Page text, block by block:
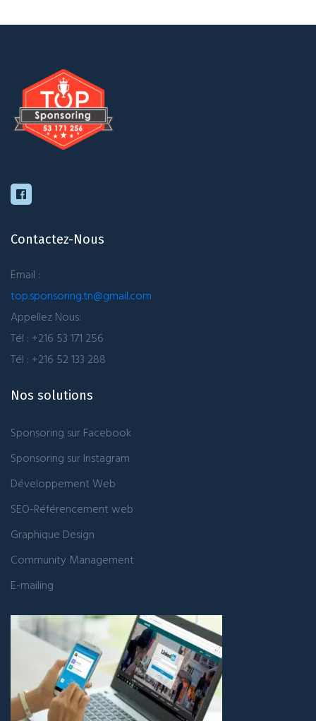
Contactez-Nous
Email :
top.sponsoring.tn@gmail.com
Appellez Nous:
Tél : +216 53 171 256
Tél : +216 52 133 288
Nos solutions
Sponsoring sur Facebook
Sponsoring sur Instagram
Développement Web
SEO-Référencement web
Graphique Design
Community Management
E-mailing